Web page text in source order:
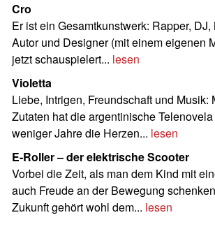
Cro
Er ist ein Gesamtkunstwerk: Rapper,
Autor und Designer (mit einem eigenen
jetzt schauspielert... lesen
Violetta
Liebe, Intrigen, Freundschaft und Musik:
Zutaten hat die argentinische
weniger Jahre die Herzen... lesen
E-Roller – der elektrische Scooter
Vorbei die Zeit, als man dem Kind mit
auch Freude an der Bewegung
Zukunft gehört wohl dem... lesen